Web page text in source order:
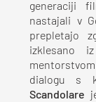
generaciji
nastajali v
prepletajo
izklesano
dialogu s
Scandolare